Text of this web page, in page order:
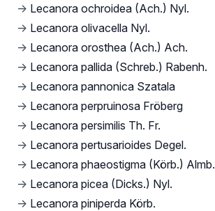
→ Lecanora ochroidea (Ach.) Nyl.
→ Lecanora olivacella Nyl.
→ Lecanora orosthea (Ach.) Ach.
→ Lecanora pallida (Schreb.) Rabenh.
→ Lecanora pannonica Szatala
→ Lecanora perpruinosa Fröberg
→ Lecanora persimilis Th. Fr.
→ Lecanora pertusarioides Degel.
→ Lecanora phaeostigma (Körb.) Almb.
→ Lecanora picea (Dicks.) Nyl.
→ Lecanora piniperda Körb.